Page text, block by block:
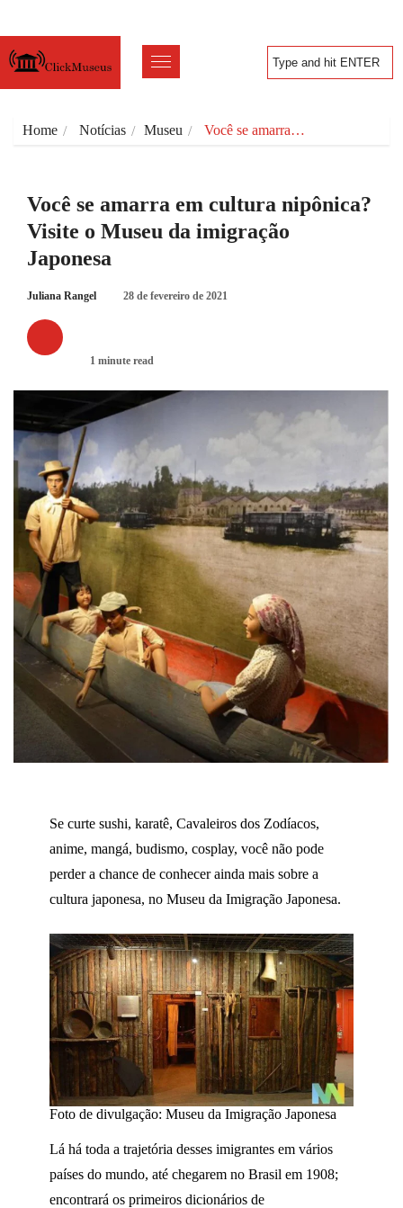
Home Notícias Museu Você se amarra…
Você se amarra em cultura nipônica?
Visite o Museu da imigração
Japonesa
Juliana Rangel 28 de fevereiro de 2021
1 minute read
Se curte sushi, karatê, Cavaleiros dos Zodíacos,
anime, mangá, budismo, cosplay, você não pode
perder a chance de conhecer ainda mais sobre a
cultura japonesa, no Museu da Imigração Japonesa.
Foto de divulgação: Museu da Imigração Japonesa
Lá há toda a trajetória desses imigrantes em vários
países do mundo, até chegarem no Brasil em 1908;
encontrará os primeiros dicionários de